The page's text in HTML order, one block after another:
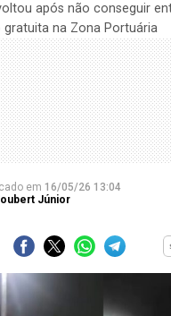
após não conseguir
gratuita na Zona Portuária
em 16/05/26 13:04
Júnior